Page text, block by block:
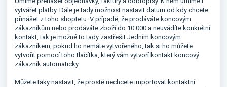
vytvářet platby. Dále je tady možnost nastavit datum od kdy chcete
přinášet z toho shoptetu. V případě, že prodáváte koncovým
zákazníkům nebo prodáváte zboží do 10 000 a neuvádíte konkrétní
kontakt, tak je možné to tady zastřešit Jedním koncovým
zákazníkem, pokud ho nemáte vytvořeného, tak si ho můžete
vytvořit pomocí toho tlačítka, který vám vytvoří kontakt koncový
zákazník automaticky.
Můžete taky nastavit, že prostě nechcete importovat kontaktní